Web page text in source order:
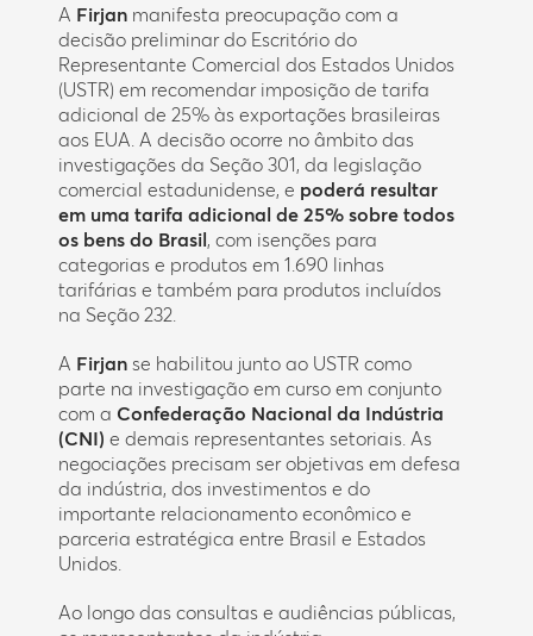
A Firjan manifesta preocupação com a
decisão preliminar do Escritório do
Representante Comercial dos Estados Unidos
(USTR) em recomendar imposição de tarifa
adicional de 25% às exportações brasileiras
aos EUA. A decisão ocorre no âmbito das
investigações da Seção 301, da legislação
comercial estadunidense, e poderá resultar
em uma tarifa adicional de 25% sobre todos
os bens do Brasil, com isenções para
categorias e produtos em 1.690 linhas
tarifárias e também para produtos incluídos
na Seção 232.
A Firjanse habilitou junto ao USTR como
parte na investigação em curso em conjunto
com a Confederação Nacional da Indústria
(CNI) e demais representantes setoriais. As
negociações precisam ser objetivas em defesa
da indústria, dos investimentos e do
importante relacionamento econômico e
parceria estratégica entre Brasil e Estados
Unidos.
Ao longo das consultas e audiências públicas,